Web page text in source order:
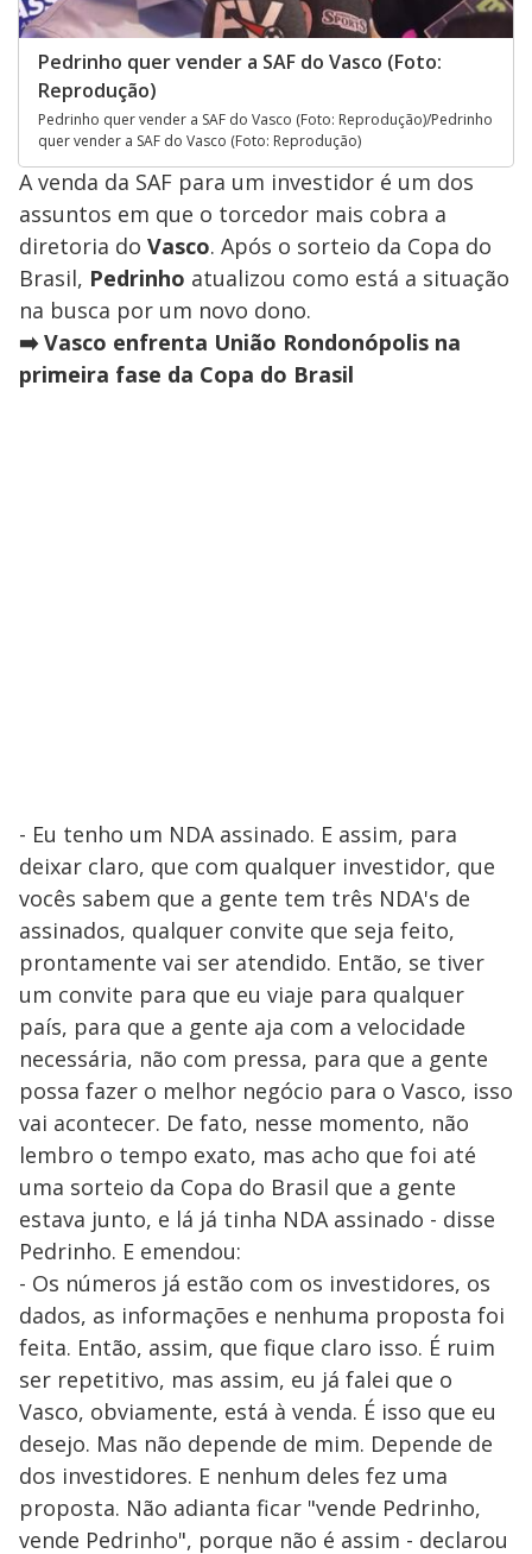
Pedrinho quer vender a SAF do Vasco (Foto:
Reprodução)
Pedrinho quer vender a SAF do Vasco (Foto: Reprodução)/Pedrinho
quer vender a SAF do Vasco (Foto: Reprodução)
A venda da SAF para um investidor é um dos
assuntos em que o torcedor mais cobra a
diretoria do Vasco. Após o sorteio da Copa do
Brasil, Pedrinho atualizou como está a situação
na busca por um novo dono.
➡️ Vasco enfrenta União Rondonópolis na
primeira fase da Copa do Brasil
- Eu tenho um NDA assinado. E assim, para
deixar claro, que com qualquer investidor, que
vocês sabem que a gente tem três NDA's de
assinados, qualquer convite que seja feito,
prontamente vai ser atendido. Então, se tiver
um convite para que eu viaje para qualquer
país, para que a gente aja com a velocidade
necessária, não com pressa, para que a gente
possa fazer o melhor negócio para o Vasco, isso
vai acontecer. De fato, nesse momento, não
lembro o tempo exato, mas acho que foi até
uma sorteio da Copa do Brasil que a gente
estava junto, e lá já tinha NDA assinado - disse
Pedrinho. E emendou:
- Os números já estão com os investidores, os
dados, as informações e nenhuma proposta foi
feita. Então, assim, que fique claro isso. É ruim
ser repetitivo, mas assim, eu já falei que o
Vasco, obviamente, está à venda. É isso que eu
desejo. Mas não depende de mim. Depende de
dos investidores. E nenhum deles fez uma
proposta. Não adianta ficar "vende Pedrinho,
vende Pedrinho", porque não é assim - declarou